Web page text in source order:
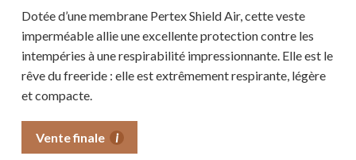
initial
était :
649,99 $.
actuel
est :
454,99 $.
Dotée d’une membrane Pertex Shield Air, cette veste
imperméable allie une excellente protection contre les
intempéries à une respirabilité impressionnante. Elle est le
rêve du freeride : elle est extrêmement respirante, légère
et compacte.
Vente finale i